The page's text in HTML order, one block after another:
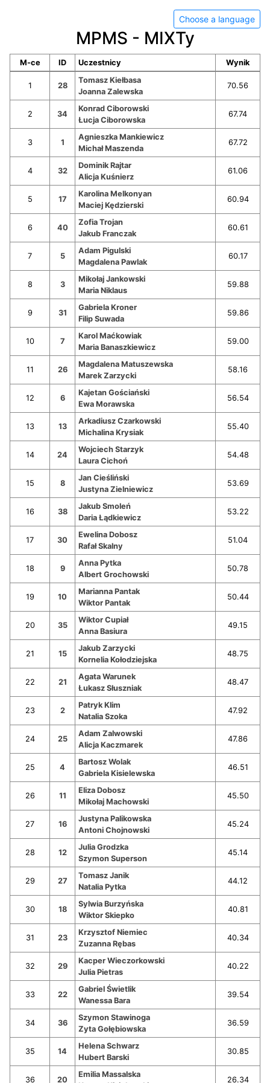
Choose a language
MPMS - MIXTy
M-ce ID Uczestnicy Wynik
1 28
Tomasz Kiełbasa
Joanna Zalewska
70.56
2 34
Konrad Ciborowski
Łucja Ciborowska
67.74
3 1
Agnieszka Mankiewicz
Michał Maszenda
67.72
4 32
Dominik Rajtar
Alicja Kuśnierz
61.06
5 17
Karolina Melkonyan
Maciej Kędzierski
60.94
6 40
Zofia Trojan
Jakub Franczak
60.61
7 5
Adam Pigulski
Magdalena Pawlak
60.17
8 3
Mikołaj Jankowski
Maria Niklaus
59.88
9 31
Gabriela Kroner
Filip Suwada
59.86
10 7
Karol Maćkowiak
Maria Banaszkiewicz
59.00
11 26
Magdalena Matuszewska
Marek Zarzycki
58.16
12 6
Kajetan Gościański
Ewa Morawska
56.54
13 13
Arkadiusz Czarkowski
Michalina Krysiak
55.40
14 24
Wojciech Starzyk
Laura Cichoń
54.48
15 8
Jan Cieśliński
Justyna Zielniewicz
53.69
16 38
Jakub Smoleń
Daria Łądkiewicz
53.22
17 30
Ewelina Dobosz
Rafał Skalny
51.04
18 9
Anna Pytka
Albert Grochowski
50.78
19 10
Marianna Pantak
Wiktor Pantak
50.44
20 35
Wiktor Cupiał
Anna Basiura
49.15
21 15
Jakub Zarzycki
Kornelia Kołodziejska
48.75
22 21
Agata Warunek
Łukasz Słuszniak
48.47
23 2
Patryk Klim
Natalia Szoka
47.92
24 25
Adam Zalwowski
Alicja Kaczmarek
47.86
25 4
Bartosz Wolak
Gabriela Kisielewska
46.51
26 11
Eliza Dobosz
Mikołaj Machowski
45.50
27 16
Justyna Palikowska
Antoni Chojnowski
45.24
28 12
Julia Grodzka
Szymon Superson
45.14
29 27
Tomasz Janik
Natalia Pytka
44.12
30 18
Sylwia Burzyńska
Wiktor Skiepko
40.81
31 23
Krzysztof Niemiec
Zuzanna Rębas
40.34
32 29
Kacper Wieczorkowski
Julia Pietras
40.22
33 22
Gabriel Świetlik
Wanessa Bara
39.54
34 36
Szymon Stawinoga
Zyta Gołębiowska
36.59
35 14
Helena Schwarz
Hubert Barski
30.85
36 20
Emilia Massalska
26.34